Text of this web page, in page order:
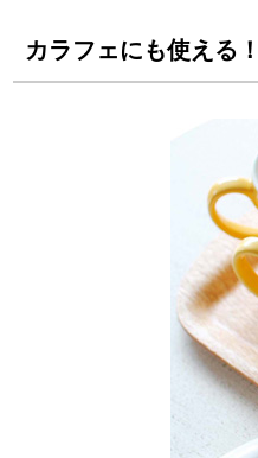
カラフェにも使える